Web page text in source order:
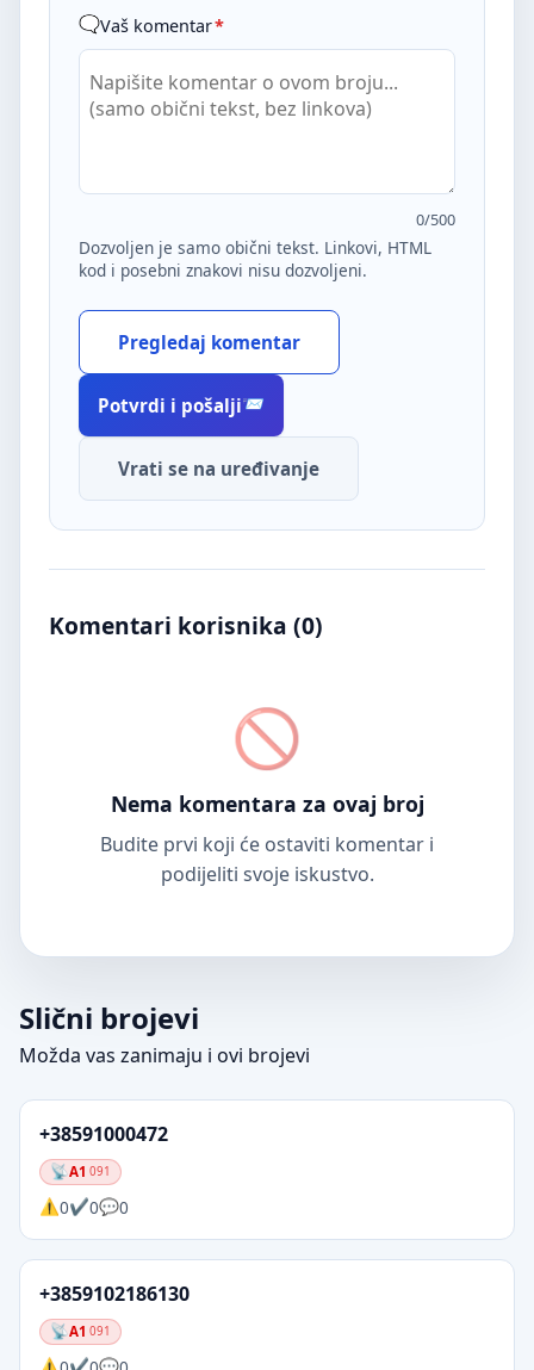
Vaš komentar*
0/500
Dozvoljen je samo obični tekst. Linkovi, HTML
kod i posebni znakovi nisu dozvoljeni.
Pregledaj komentar
Potvrdi i pošalji
Vrati se na uređivanje
Komentari korisnika (0)
Nema komentara za ovaj broj
Budite prvi koji će ostaviti komentar i
podijeliti svoje iskustvo.
Slični brojevi
Možda vas zanimaju i ovi brojevi
+38591000472
A1 091
0 0 0
+3859102186130
A1 091